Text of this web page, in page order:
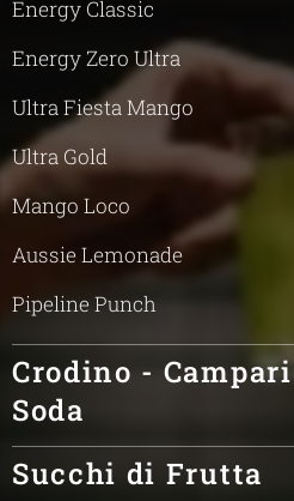
Energy Classic
Energy Zero Ultra
Ultra Fiesta Mango
Ultra Gold
Mango Loco
Aussie Lemonade
Pipeline Punch
Crodino - Campari
Soda
Succhi di Frutta